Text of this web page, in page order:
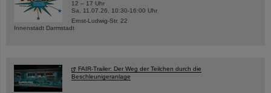
12 – 17 Uhr
Sa, 11.07.26, 10:30-16:00 Uhr
Ernst-Ludwig-Str. 22
Innenstadt Darmstadt
FAIR-Trailer: Der Weg der Teilchen durch die
Beschleunigeranlage